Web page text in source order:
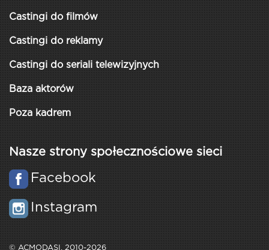
Castingi do filmów
Castingi do reklamy
Castingi do seriali telewizyjnych
Baza aktorów
Poza kadrem
Nasze strony społecznościowe sieci
Facebook
Instagram
© ACMODASI, 2010-2026